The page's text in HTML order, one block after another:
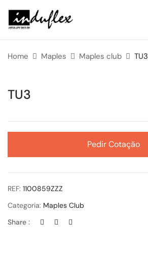
Home Maples Maples club TU3
TU3
Pedir Cotação
REF: 1100859ZZZ
Categoria: Maples Club
Share :